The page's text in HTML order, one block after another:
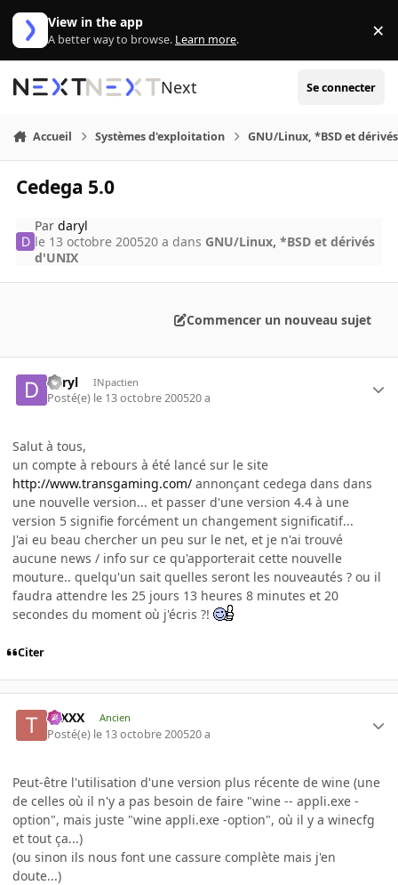
Aller au contenu
View in the app
A better way to browse. Learn more. ×
Next Se connecter
Accueil Systèmes d'exploitation GNU/Linux, *BSD et
Cedega 5.0
Pardaryl
le 13 octobre 200520 a dans GNU/Linux, *BSD et dérivés
d'UNIX
Commencer un nouveau sujet
daryl INpactien
Posté(e) le 13 octobre 200520 a
Salut à tous,
un compte à rebours à été lancé sur le site
http://www.transgaming.com/ annonçant cedega dans dans
une nouvelle version... et passer d'une version 4.4 à une
version 5 signifie forcément un changement significatif...
J'ai eu beau chercher un peu sur le net, et je n'ai trouvé
aucune news / info sur ce qu'apporterait cette nouvelle
mouture.. quelqu'un sait quelles seront les nouveautés ? ou il
faudra attendre les 25 jours 13 heures 8 minutes et 20
secondes du moment où j'écris ?!
Citer
tuXXX Ancien
Posté(e) le 13 octobre 200520 a
Peut-être l'utilisation d'une version plus récente de wine (une
de celles où il n'y a pas besoin de faire "wine -- appli.exe -
option", mais juste "wine appli.exe -option", où il y a winecfg
et tout ça...)
(ou sinon ils nous font une cassure complète mais j'en
doute...)